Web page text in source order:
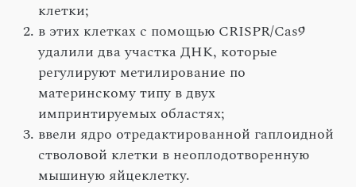
клетки;
в этих клетках с помощью CRISPR/Cas9
удалили два участка ДНК, которые
регулируют метилирование по
материнскому типу в двух
импринтируемых областях;
ввели ядро отредактированной гаплоидной
стволовой клетки в неоплодотворенную
мышиную яйцеклетку.